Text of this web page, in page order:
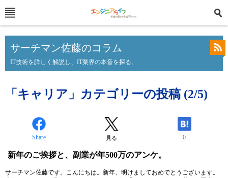
サーチマン佐藤のコラム
IT技術を詳しく解説し、IT業界の本音を探る。
「キャリア」カテゴリーの投稿 (2/5)
Share 見る 0
新年のご挨拶と、副業が年500万のアンケ。
サーチマン佐藤です。こんにちは。新年、明けましておめでとうございます。